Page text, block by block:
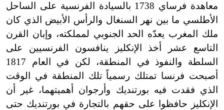
معاهدة فرساي 1738 بالسيادة الفرنسية على الساحل
الأطلسي ما بين نهر السنغال والرأس الأبيض الذي كان
ملك المغرب يعدّه الحد الجنوبي لمملكته، وإبان القرن
التاسع عشر أخذ الإنكليز ينافسون الفرنسيين على
السلطة والنفوذ في المنطقة، لكن في العام 1817
أصبحت فرنسا تمتلك رسمياً تلك المنطقة في الوقت
الذي فقدت فيه بورتنديك وأرجوان أهميتهما، غير أن
الإنكليز حافظوا على حقهم بالتجارة في بورتنديك حتى